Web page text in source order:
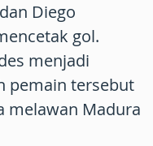
Diego
gol.
menjadi
pemain tersebut
melawan Madura